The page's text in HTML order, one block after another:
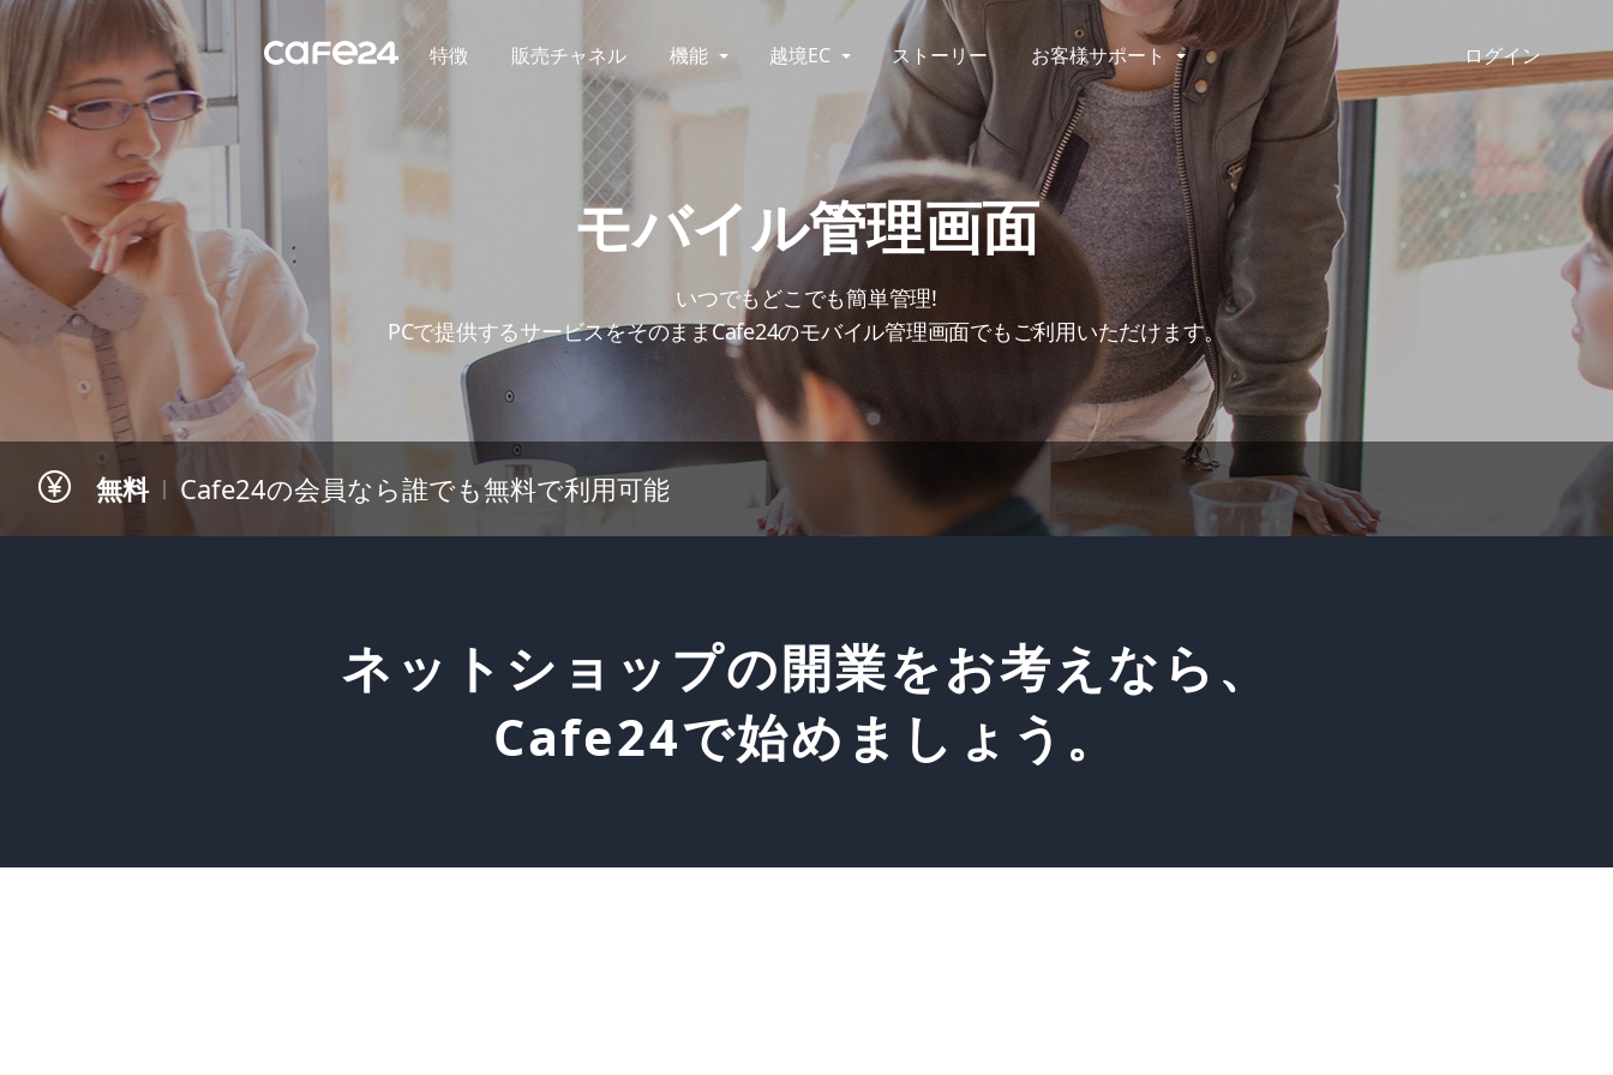
Navigation
内容を見る
ログイン
特徴 販売チャネル 機能 越境EC ストーリー お客様サポート
モバイル管理画面
いつでもどこでも簡単管理!
PCで提供するサービスをそのままCafe24のモバイル管理画面でもご利用いただけます。
無料 Cafe24の会員なら誰でも無料で利用可能
ネットショップの開業をお考えなら、
Cafe24で始めましょう。